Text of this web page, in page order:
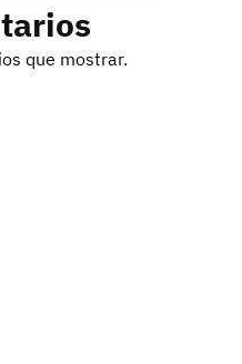
que mostrar.